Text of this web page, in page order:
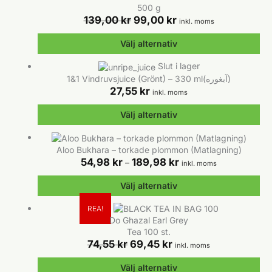
alternativen
kan
väljas
produkten
har
varianter.
De
olika
alternativen
kan
500 g
139,00kr Det
priset
var:
139,00 kr.
99,00 krDet
priset
är:
99,00 kr.
inkl. moms
Välj alternativ
Den
här
produkten
flera
varianter.
De
olika
alternativen
kan
väljas
på
produktsidan
Slut i lager
1&1 Vindruvsjuice (Grönt) – 330 ml(آبغوره)
27,55 kr inkl. moms
Välj alternativ
Den
här
produkten
har
flera
varianter.
De
olika
alternativen
kan
väljas
Aloo Bukhara – torkade plommon (Matlagning)
54,98 kr – 189,98 krPrisintervall:
189,98 kr
inkl. moms
Välj alternativ
Den
här
produkten
har
varianter.
REA!
Do Ghazal Earl Grey
Tea 100 st.
74,55kr Det
priset
69,45 krDet
priset
inkl. moms
Välj alternativ